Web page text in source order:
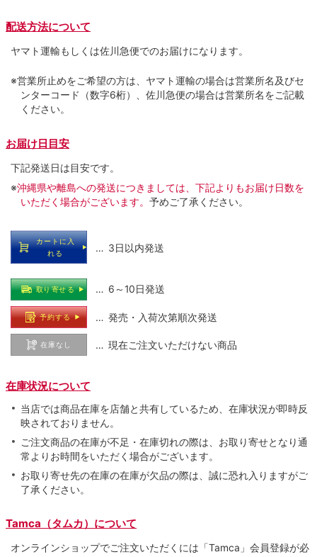
配送方法について
ヤマト運輸もしくは佐川急便でのお届けになります。
※営業所止めをご希望の方は、ヤマト運輸の場合は営業所名及びセ
ンターコード（数字6桁）、佐川急便の場合は営業所名をご記載
ください。
お届け日目安
下記発送日は目安です。
※沖縄県や離島への発送につきましては、下記よりもお届け日数を
いただく場合がございます。 予めご了承ください。
カートに入
れる
… 3日以内発送
取り寄せる … 6～10日発送
予約する … 発売・入荷次第順次発送
在庫なし … 現在ご注文いただけない商品
在庫状況について
当店では商品在庫を店舗と共有しているため、在庫状況が即時反
映されておりません。
ご注文商品の在庫が不足・在庫切れの際は、お取り寄せとなり通
常よりお時間をいただく場合がございます。
お取り寄せ先の在庫の在庫が欠品の際は、誠に恐れ入りますがご
了承ください。
Tamca（タムカ）について
オンラインショップでご注⽂いただくには「Tamca」会員登録が必